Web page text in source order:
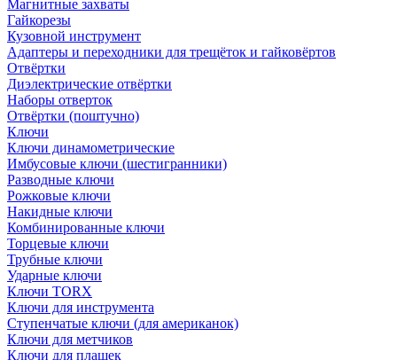
Магнитные захваты
Гайкорезы
Кузовной инструмент
Адаптеры и переходники для трещёток и гайковёртов
Отвёртки
Диэлектрические отвёртки
Наборы отверток
Отвёртки (поштучно)
Ключи
Ключи динамометрические
Имбусовые ключи (шестигранники)
Разводные ключи
Рожковые ключи
Накидные ключи
Комбинированные ключи
Торцевые ключи
Трубные ключи
Ударные ключи
Ключи TORX
Ключи для инструмента
Ступенчатые ключи (для американок)
Ключи для метчиков
Ключи для плашек